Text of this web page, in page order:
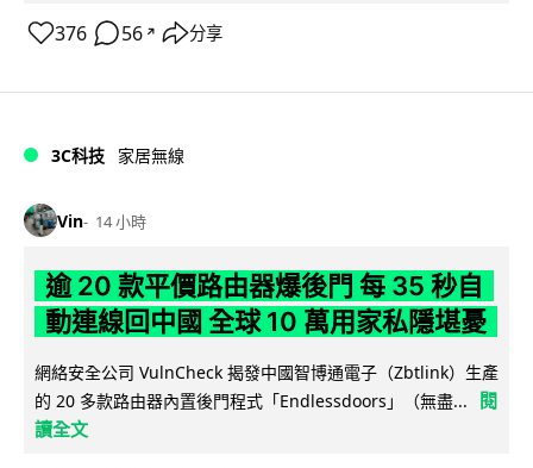
376 56 ↗ 分享
3C科技 家居無線
Vin 14 小時
逾 20 款平價路由器爆後門 每 35 秒自
動連線回中國 全球 10 萬用家私隱堪憂
網絡安全公司 VulnCheck 揭發中國智博通電子（Zbtlink）生產
的 20 多款路由器內置後門程式「Endlessdoors」（無盡...
閱
讀全文